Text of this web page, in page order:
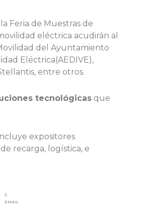
Feria de Muestras de
eléctrica acudirán al
del Ayuntamiento
Eléctrica(AEDIVE),
entre otros.
tecnológicas que
expositores
recarga, logística, e
EMAIL